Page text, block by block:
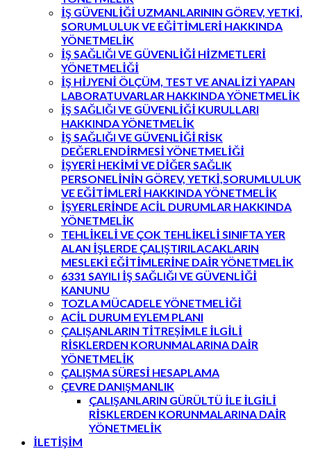
İŞ GÜVENLİĞİ UZMANLARININ GÖREV, YETKİ,
SORUMLULUK VE EĞİTİMLERİ HAKKINDA
YÖNETMELİK
İŞ SAĞLIĞI VE GÜVENLİĞİ HİZMETLERİ
YÖNETMELİĞİ
İŞ HİJYENİ ÖLÇÜM, TEST VE ANALİZİ YAPAN
LABORATUVARLAR HAKKINDA YÖNETMELİK
İŞ SAĞLIĞI VE GÜVENLİĞİ KURULLARI
HAKKINDA YÖNETMELİK
İŞ SAĞLIĞI VE GÜVENLİĞİ RİSK
DEĞERLENDİRMESİ YÖNETMELİĞİ
İŞYERİ HEKİMİ VE DİĞER SAĞLIK
PERSONELİNİN GÖREV, YETKİ,SORUMLULUK
VE EĞİTİMLERİ HAKKINDA YÖNETMELİK
İŞYERLERİNDE ACİL DURUMLAR HAKKINDA
YÖNETMELİK
TEHLİKELİ VE ÇOK TEHLİKELİ SINIFTA YER
ALAN İŞLERDE ÇALIŞTIRILACAKLARIN
MESLEKİ EĞİTİMLERİNE DAİR YÖNETMELİK
6331 SAYILI İŞ SAĞLIĞI VE GÜVENLİĞİ
KANUNU
TOZLA MÜCADELE YÖNETMELİĞİ
ACİL DURUM EYLEM PLANI
ÇALIŞANLARIN TİTREŞİMLE İLGİLİ
RİSKLERDEN KORUNMALARINA DAİR
YÖNETMELİK
ÇALIŞMA SÜRESİ HESAPLAMA
ÇEVRE DANIŞMANLIK
ÇALIŞANLARIN GÜRÜLTÜ İLE İLGİLİ
RİSKLERDEN KORUNMALARINA DAİR
YÖNETMELİK
İLETİŞİM